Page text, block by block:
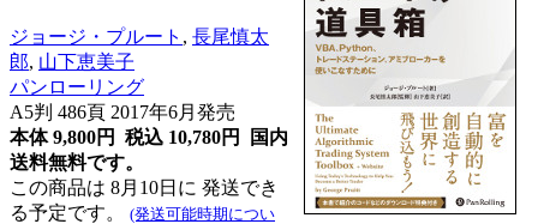
ジョージ・プルート , 長尾慎太
郎, 山下恵美子
パンローリング
A5判 486頁 2017年6月発売
本体 9,800円 税込 10,780円
国内
送料無料です。
この商品は 8月10日に 発送でき
る予定です。 (発送可能時期につい